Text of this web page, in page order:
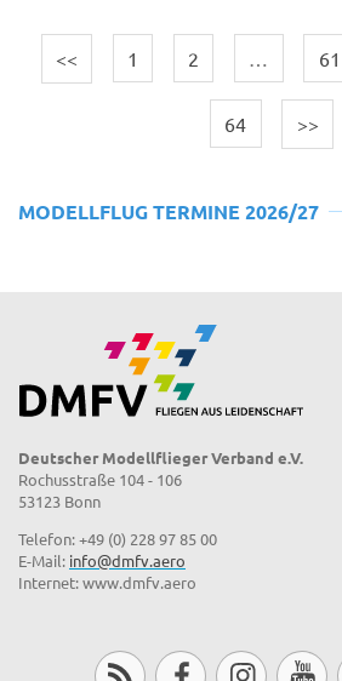
<< 1 2 … 61
64 >>
MODELLFLUG TERMINE 2026/27
Deutscher Modellflieger Verband e.V.
Rochusstraße 104 - 106
53123 Bonn
Telefon: +49 (0) 228 97 85 00
E-Mail: info@dmfv.aero
Internet: www.dmfv.aero